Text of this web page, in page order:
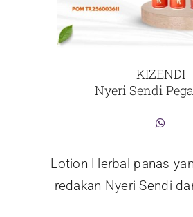
KIZENDI
Nyeri Sendi
Lotion Herbal panas
redakan Nyeri Sendi